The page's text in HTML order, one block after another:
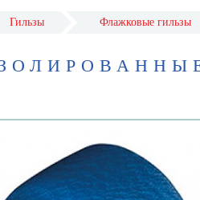
Гильзы Флажковые гильзы